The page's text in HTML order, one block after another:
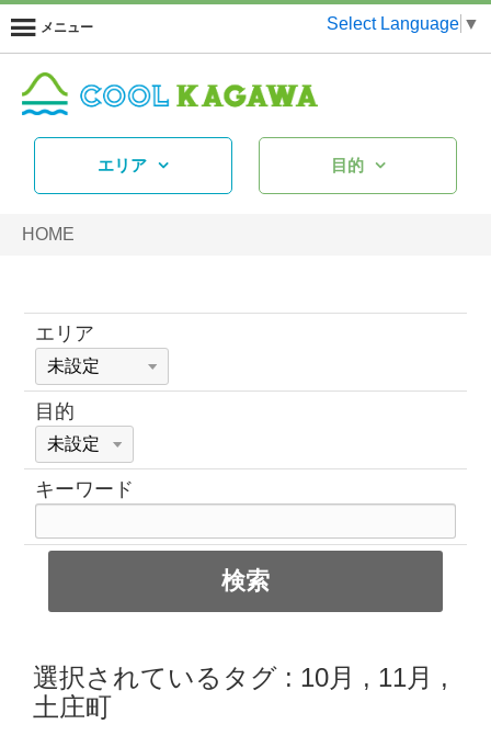
メニュー Select Language ▼
エリア 目的
HOME
エリア
目的
キーワード
選択されているタグ : 10月 , 11月
,
土庄町